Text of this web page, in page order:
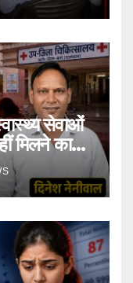
सेवाओं
मिलने का